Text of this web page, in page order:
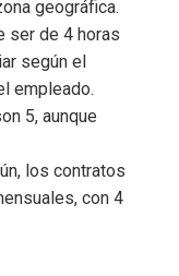
geográfica.
ser de 4 horas
según el
empleado.
5, aunque
los contratos
con 4